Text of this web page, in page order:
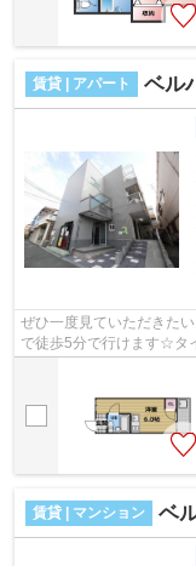
賃貸 | アパート ベル
ぜひ一度見ていただきた
で徒歩5分で行けます☆タ
賃貸 | マンション ベ